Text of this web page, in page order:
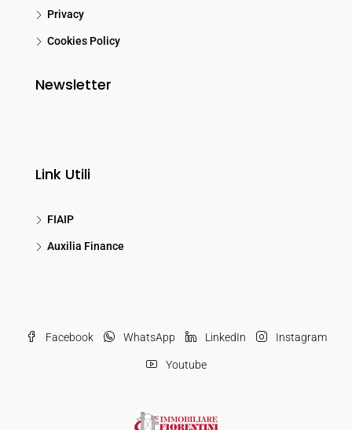
Privacy
Cookies Policy
Newsletter
Link Utili
FIAIP
Auxilia Finance
Facebook WhatsApp LinkedIn Instagram
Youtube